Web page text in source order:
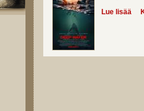
Lue lisää